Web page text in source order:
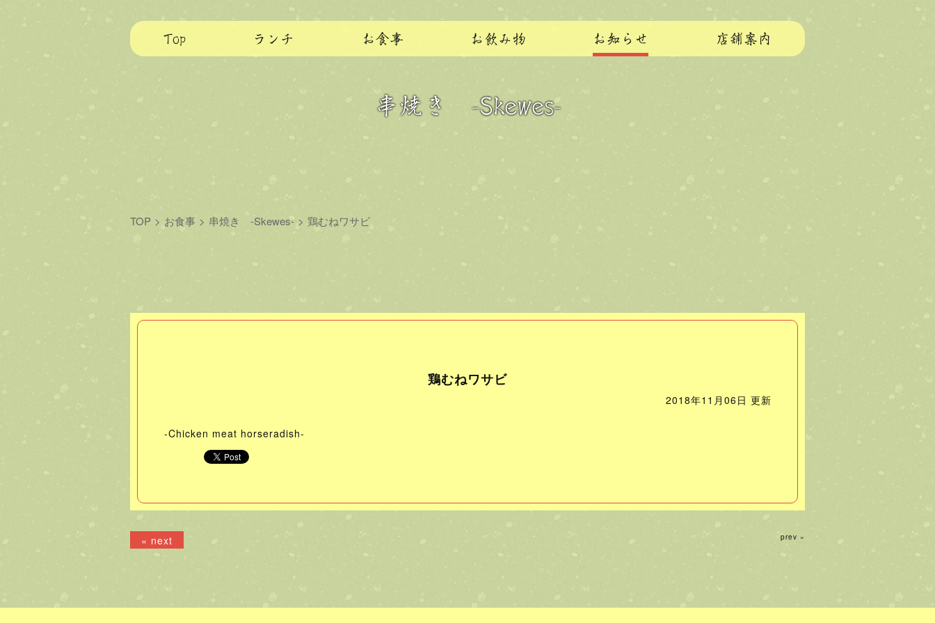
Top ランチ お食事 お飲み物 お知らせ 店舗案内
串焼き -Skewes-
TOP > お食事 > 串焼き -Skewes- > 鶏むねワサビ
鶏むねワサビ
2018年11月06日 更新
-Chicken meat horseradish-
« next prev »